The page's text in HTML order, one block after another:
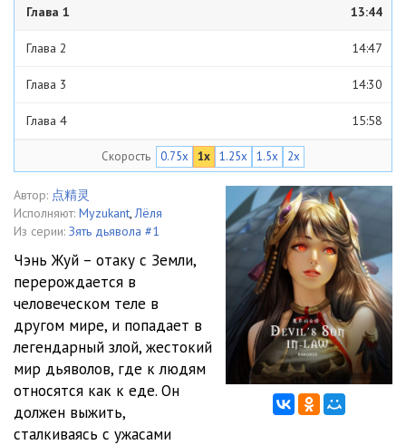
Глава 1 13:44
Глава 2 14:47
Глава 3 14:30
Глава 4 15:58
Глава 6 14:08
Глава 7 17:18
Глава 8 15:14
Глава 9 14:56
Глава 10 14:36
Глава 11 15:03
Глава 12
Скорость 0.75x 1x 1.25x 1.5x 2x
Автор: 点精灵
Исполняют: Myzukant,Лёля
Из серии: Зять дьявола #1
Чэнь Жуй – отаку с Земли,
перерождается в
человеческом теле в
другом мире, и попадает в
легендарный злой, жестокий
мир дьяволов, где к людям
относятся как к еде. Он
должен выжить,
сталкиваясь с ужасами